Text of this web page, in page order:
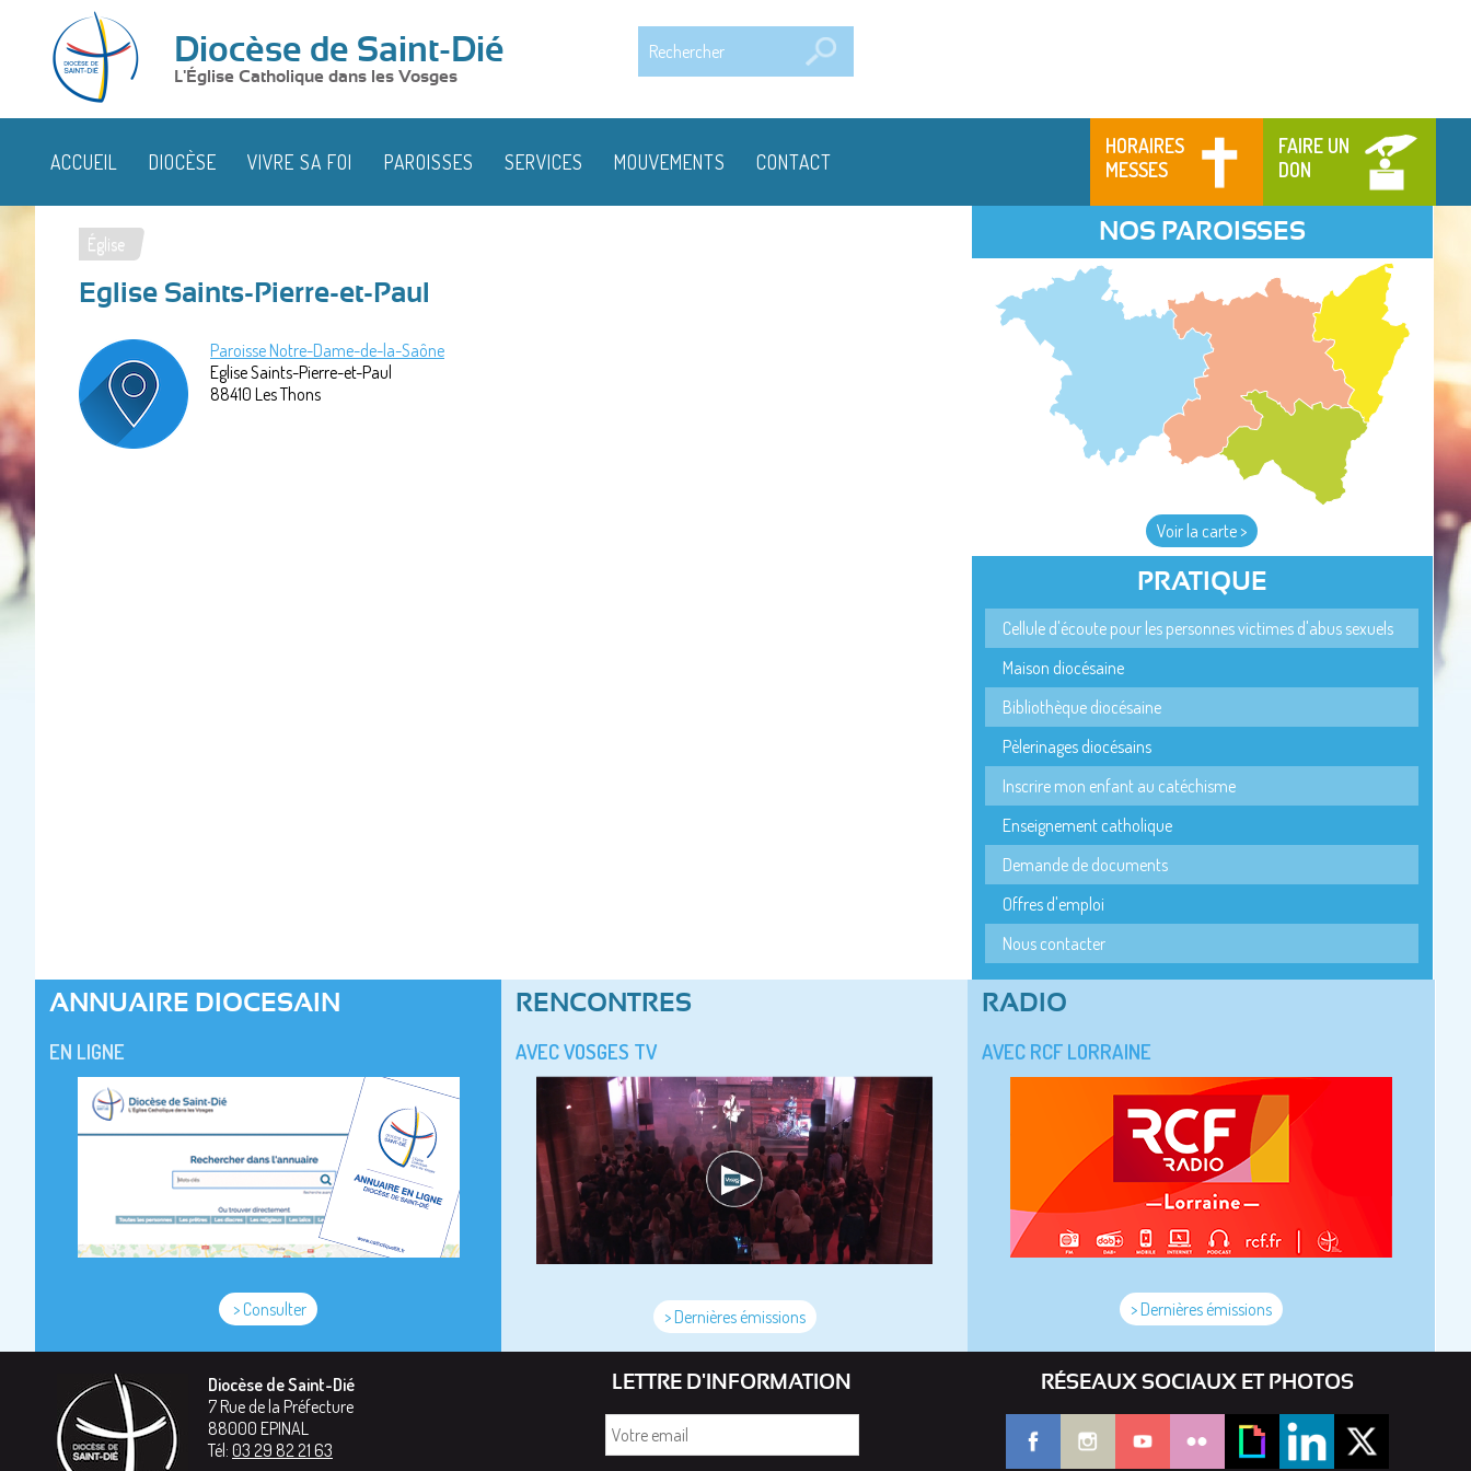
Diocèse de Saint-Dié
L'Église Catholique dans les Vosges
HORAIRES
MESSES
FAIRE UN
DON
ACCUEIL DIOCÈSE VIVRE SA FOI PAROISSES SERVICES MOUVEMENTS CONTACT
Vous
êtes
ici
Église
Eglise Saints-Pierre-et-Paul
Paroisse Notre-Dame-de-la-Saône
Eglise Saints-Pierre-et-Paul
88410 Les Thons
NOS PAROISSES
Voir la carte >
PRATIQUE
Cellule d'écoute pour les personnes victimes d'abus sexuels
Maison diocésaine
Bibliothèque diocésaine
Pèlerinages diocésains
Inscrire mon enfant au catéchisme
Enseignement catholique
Demande de documents
Offres d'emploi
Nous contacter
ANNUAIRE DIOCESAIN
EN LIGNE
> Consulter
RENCONTRES
AVEC VOSGES TV
> Dernières émissions
RADIO
AVEC RCF LORRAINE
> Dernières émissions
Diocèse de Saint-Dié
7 Rue de la Préfecture
88000 EPINAL
Tél: 03 29 82 21 63
LETTRE D'INFORMATION RÉSEAUX SOCIAUX ET PHOTOS